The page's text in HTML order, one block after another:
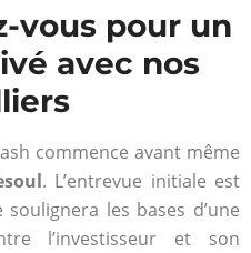
vous pour un
avec nos
commence avant même
. L’entrevue initiale est
les bases d’une
l’investisseur et son